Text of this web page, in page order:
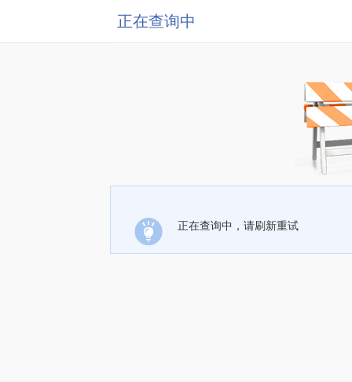
正在查询中
正在查询中，请刷新重试